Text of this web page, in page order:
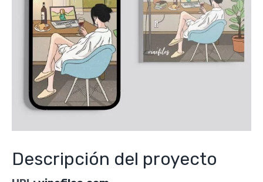
Descripción del proyecto